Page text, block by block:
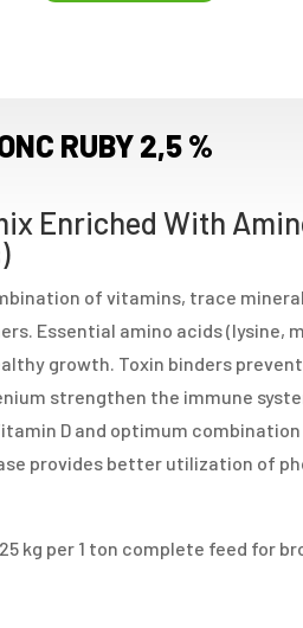
RUBY 2,5 %
Enriched With
of vitamins, trace
Essential amino acids (lysine,
growth. Toxin binders
strengthen the immune
D and optimum
provides better utilization of
kg per 1 ton complete feed for